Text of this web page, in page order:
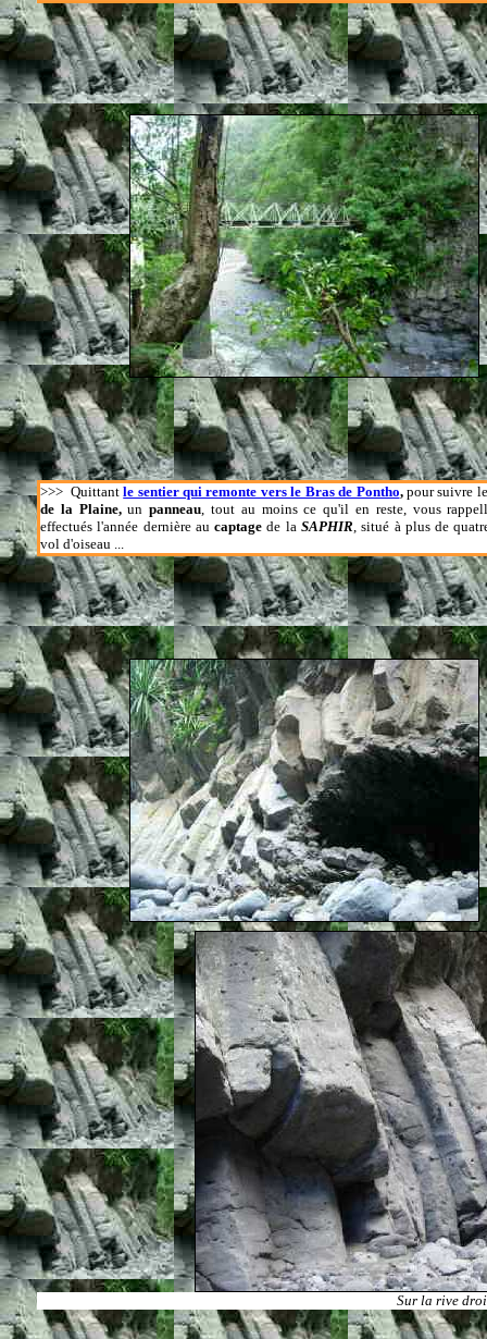
>>> Quittantle sentier qui remonte vers le Bras de Pontho, pour suivre
de la Plaine,unpanneau, tout au moins ce qu'il en reste, vous
effectués l'année dernière aucaptage de laSAPHIR, situé à plus de
vol d'oiseau ...
Sur la rive